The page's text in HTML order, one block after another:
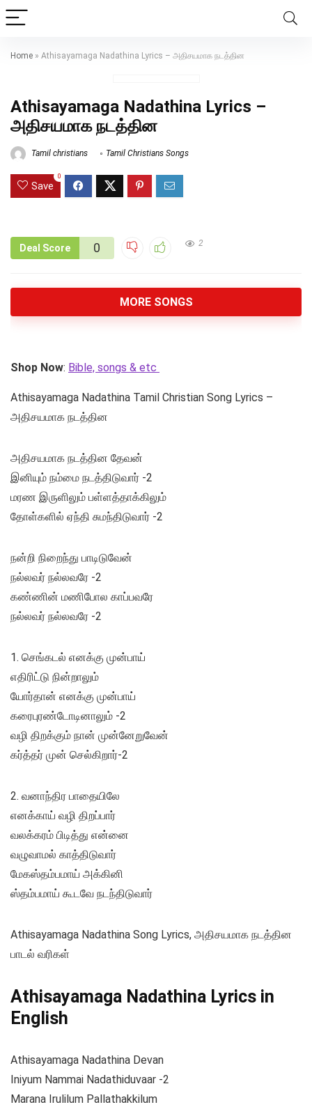
Home » Athisayamaga Nadathina Lyrics – அதிசயமாக நடத்தின
Athisayamaga Nadathina Lyrics –
அதிசயமாக நடத்தின
Tamil christians Tamil Christians Songs
Save
0
Deal Score 0 2
MORE SONGS
Shop Now: Bible, songs & etc
Athisayamaga Nadathina Tamil Christian Song Lyrics –
அதிசயமாக நடத்தின
அதிசயமாக நடத்தின தேவன்
இனியும் நம்மை நடத்திடுவார் -2
மரண இருளிலும் பள்ளத்தாக்கிலும்
தோள்களில் ஏந்தி சுமந்திடுவார் -2
நன்றி நிறைந்து பாடிடுவேன்
நல்லவர் நல்லவரே -2
கண்ணின் மணிபோல காப்பவரே
நல்லவர் நல்லவரே -2
1. செங்கடல் எனக்கு முன்பாய்
எதிரிட்டு நின்றாலும்
யோர்தான் எனக்கு முன்பாய்
கரைபுரண்டோடினாலும் -2
வழி திறக்கும் நான் முன்னேறுவேன்
கர்த்தர் முன் செல்கிறார்-2
2. வனாந்திர பாதையிலே
எனக்காய் வழி திறப்பார்
வலக்கரம் பிடித்து என்னை
வழுவாமல் காத்திடுவார்
மேகஸ்தம்பமாய் அக்கினி
ஸ்தம்பமாய் கூடவே நடந்திடுவார்
Athisayamaga Nadathina Song Lyrics, அதிசயமாக நடத்தின
பாடல் வரிகள்
Athisayamaga Nadathina Lyrics in
English
Athisayamaga Nadathina Devan
Iniyum Nammai Nadathiduvaar -2
Marana Irulilum Pallathakkilum